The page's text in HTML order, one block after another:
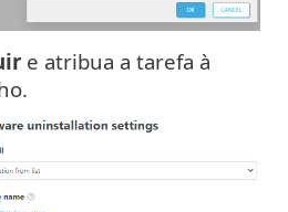
e atribua a tarefa à